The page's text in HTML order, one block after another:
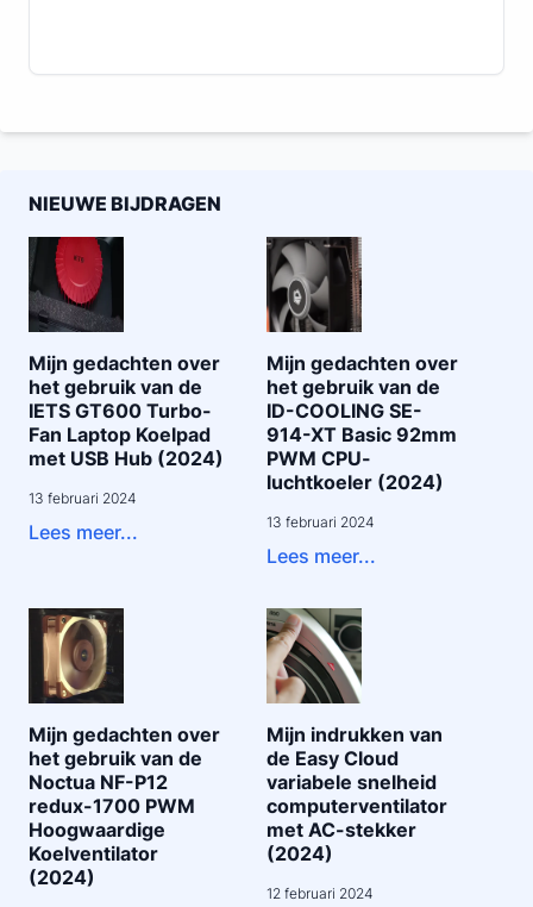
NIEUWE BIJDRAGEN
Mijn gedachten over
het gebruik van de
IETS GT600 Turbo-
Fan Laptop Koelpad
met USB Hub (2024)
13 februari 2024
Lees meer...
Mijn gedachten over
het gebruik van de
ID-COOLING SE-
914-XT Basic 92mm
PWM CPU-
luchtkoeler (2024)
13 februari 2024
Lees meer...
Mijn gedachten over
het gebruik van de
Noctua NF-P12
redux-1700 PWM
Hoogwaardige
Koelventilator
(2024)
Mijn indrukken van
de Easy Cloud
variabele snelheid
computerventilator
met AC-stekker
(2024)
12 februari 2024